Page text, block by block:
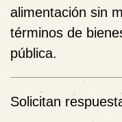
alimentación sin
términos de
pública.
Solicitan